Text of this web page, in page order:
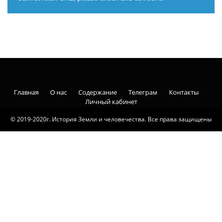
© 2019-2020г. История Земли и человечества. Все права защищены
Главная О нас Содержание Телеграм
Контакты
Личный кабинет